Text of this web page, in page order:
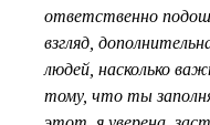
ответственно
взгляд,
людей, насколько
тому, что ты